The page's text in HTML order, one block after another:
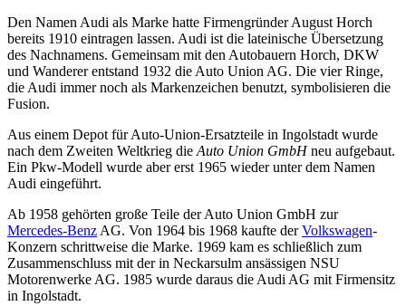
Den Namen Audi als Marke hatte Firmengründer August Horch
bereits 1910 eintragen lassen. Audi ist die lateinische Übersetzung
des Nachnamens. Gemeinsam mit den Autobauern Horch, DKW
und Wanderer entstand 1932 die Auto Union AG. Die vier Ringe,
die Audi immer noch als Markenzeichen benutzt, symbolisieren die
Fusion.
Aus einem Depot für Auto-Union-Ersatzteile in Ingolstadt wurde
nach dem Zweiten Weltkrieg die Auto Union GmbHneu aufgebaut.
Ein Pkw-Modell wurde aber erst 1965 wieder unter dem Namen
Audi eingeführt.
Ab 1958 gehörten große Teile der Auto Union GmbH zur
Mercedes-Benz AG. Von 1964 bis 1968 kaufte derVolkswagen-
Konzern schrittweise die Marke. 1969 kam es schließlich zum
Zusammenschluss mit der in Neckarsulm ansässigen NSU
Motorenwerke AG. 1985 wurde daraus die Audi AG mit Firmensitz
in Ingolstadt.